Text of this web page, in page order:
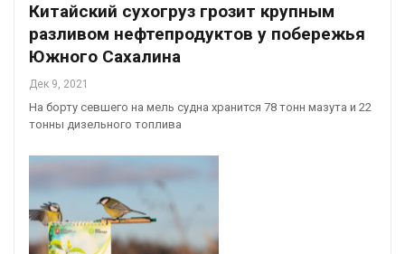
Китайский сухогруз грозит крупным
разливом нефтепродуктов у побережья
Южного Сахалина
Дек 9, 2021
На борту севшего на мель судна хранится 78 тонн мазута и 22
тонны дизельного топлива